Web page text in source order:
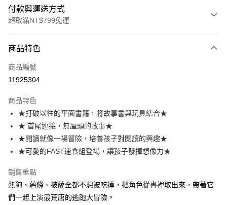
付款與運送方式
超取滿NT$799免運
信用卡一次付款
LINE Pay
街口支付
悠遊付
全盈+PAY
AFTEE先享後付
相關說明
AFTEE先享後付是「在收到商品之後才付款」的支付方式。 讓您購物簡單
商品特色
商品編號
11925304
商品特色
★打破以往的平面書籍，將故事書與玩具結合★
★ 首尾連接，無厘頭的故事★
★閱讀就像一場冒險，培養孩子對閱讀的興趣★
★可愛的FAST速食組登場，讓孩子發揮想像力★
銷售重點
熱狗、薯條、披薩全都不想被吃掉，把角色從書裡取出來，帶著它
們一起上演最荒唐的逃跑大冒險。